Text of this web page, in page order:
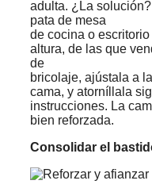
adulta. ¿La
pata de mesa
de cocina o
altura, de las que
de
bricolaje, ajústala a
cama, y atorníllala
instrucciones. La
bien reforzada.
Consolidar el